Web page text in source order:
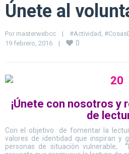
Únete al
Por masterwebcc | #Actividad ,
19 febrero, 2016 | 0
¡Únete con nosotros y
de
Con el objetivo de fomentar la
valores de identidad que inspiran y
personas de situación vulnerable,